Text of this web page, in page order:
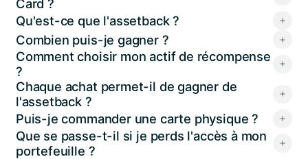
Card ?
Qu'est-ce que l'assetback ?
Combien puis-je gagner ?
Comment choisir mon actif de récompense
?
Chaque achat permet-il de gagner de
l'assetback ?
Puis-je commander une carte physique ?
Que se passe-t-il si je perds l'accès à mon
portefeuille ?